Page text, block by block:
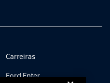
Carreiras
Ford Enter